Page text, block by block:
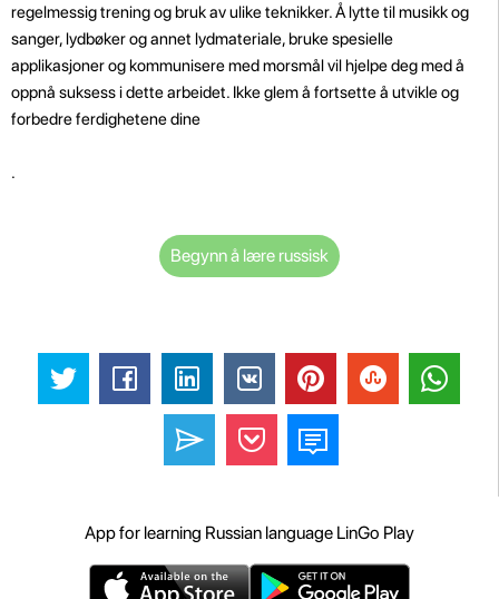
regelmessig trening og bruk av ulike teknikker. Å lytte til musikk og
sanger, lydbøker og annet lydmateriale, bruke spesielle
applikasjoner og kommunisere med morsmål vil hjelpe deg med å
oppnå suksess i dette arbeidet. Ikke glem å fortsette å utvikle og
forbedre ferdighetene dine
.
Begynn å lære russisk
App for learning Russian language LinGo Play